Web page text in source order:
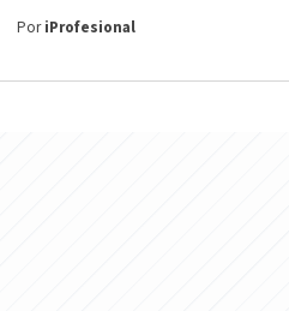
PoriProfesional